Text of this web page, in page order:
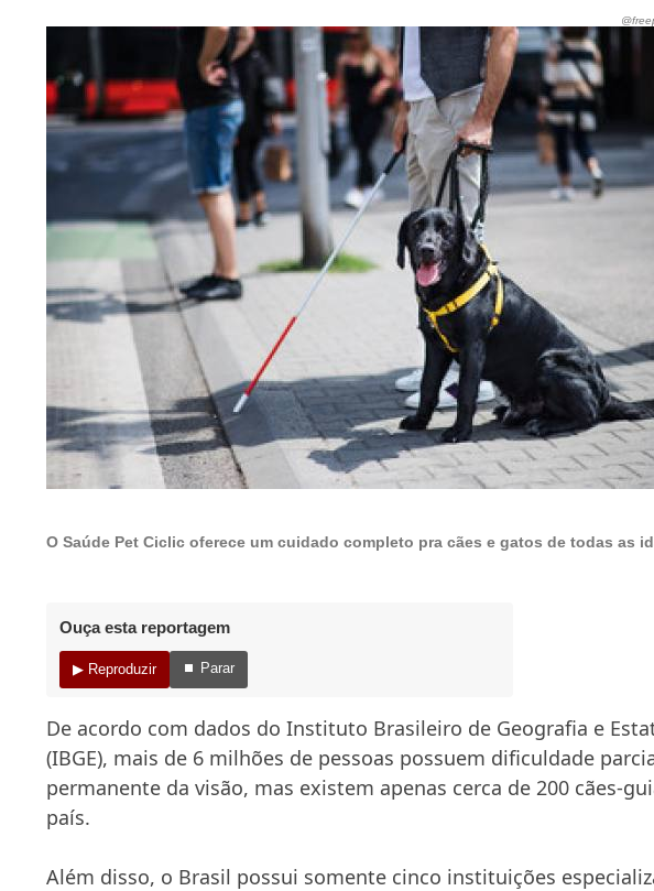
O Saúde Pet Ciclic oferece um cuidado completo pra cães e gatos de todas as
Ouça esta reportagem
▶ Reproduzir ⏹ Parar
De acordo com dados do Instituto Brasileiro de Geografia e
(IBGE), mais de 6 milhões de pessoas possuem dificuldade
permanente da visão, mas existem apenas cerca de 200 cães-
país.
Além disso, o Brasil possui somente cinco instituições